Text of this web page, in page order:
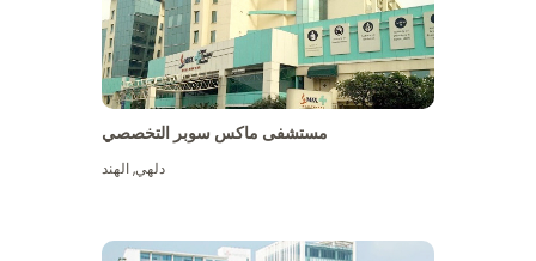
مستشفى ماكس سوبر التخصصي
دلهي,الهند